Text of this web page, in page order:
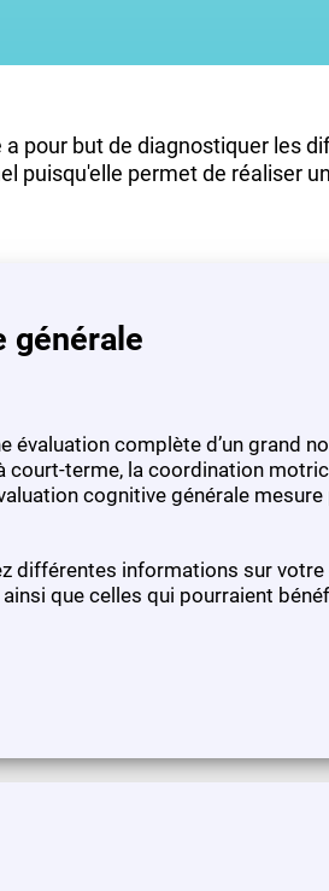
pour but de diagnostiquer les
puisqu'elle permet de réaliser
générale
évaluation complète d’un grand
terme, la coordination
cognitive générale mesure
différentes informations sur
que celles qui pourraient